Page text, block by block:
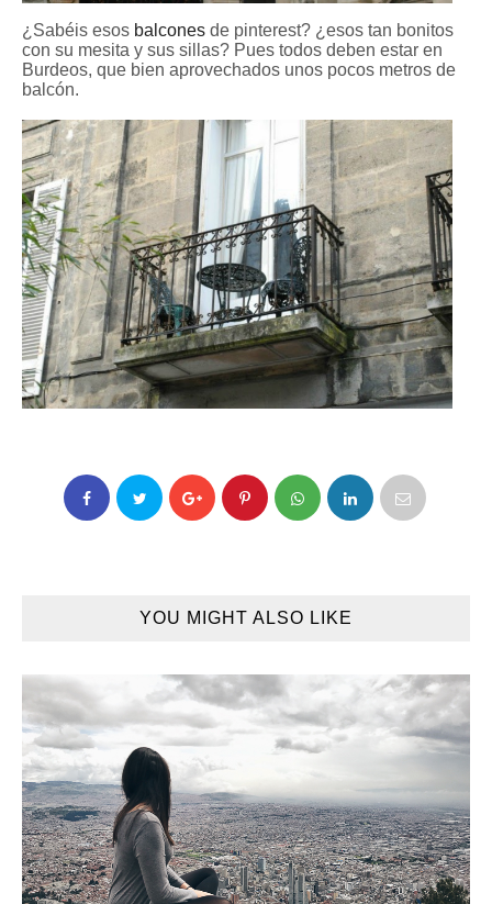
¿Sabéis esos balcones de pinterest? ¿esos tan bonitos
con su mesita y sus sillas? Pues todos deben estar en
Burdeos, que bien aprovechados unos pocos metros de
balcón.
YOU MIGHT ALSO LIKE